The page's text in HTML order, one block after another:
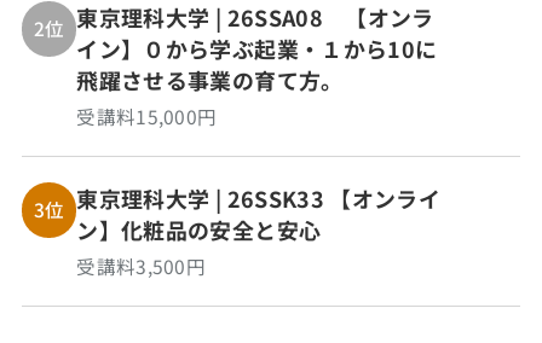
2位 東京理科大学 | 26SSA08 【オンラ
イン】０から学ぶ起業・１から10に
飛躍させる事業の育て方。
受講料15,000円
3位 東京理科大学 | 26SSK33 【オンライ
ン】化粧品の安全と安心
受講料3,500円